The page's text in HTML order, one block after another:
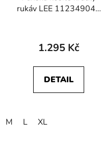
rukáv LEE 112349045
1.295 Kč
DETAIL
M L XL